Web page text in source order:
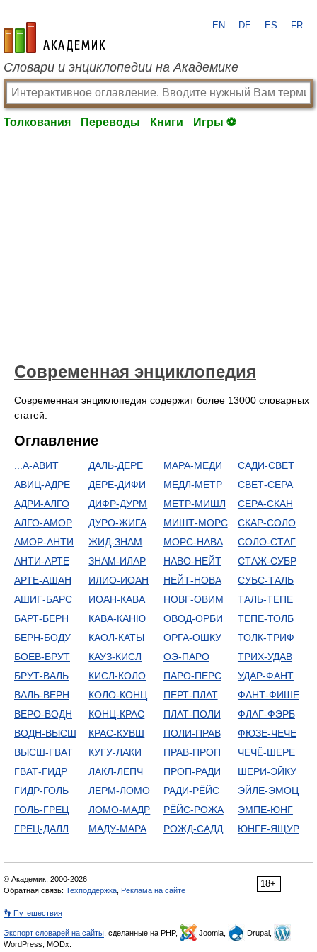
academic.ru
EN DE ES FR
Словари и энциклопедии на Академике
Толкования Переводы Книги Игры ⚽
Современная энциклопедия
Современная энциклопедия содержит более 13000 словарных
статей.
Оглавление
...А-АВИТ
АВИЦ-АДРЕ
АДРИ-АЛГО
АЛГО-АМОР
АМОР-АНТИ
АНТИ-АРТЕ
АРТЕ-АШАН
АШИГ-БАРС
БАРТ-БЕРН
БЕРН-БОДУ
БОЕВ-БРУТ
БРУТ-ВАЛЬ
ВАЛЬ-ВЕРН
ВЕРО-ВОДН
ВОДН-ВЫСШ
ВЫСШ-ГВАТ
ГВАТ-ГИДР
ГИДР-ГОЛЬ
ГОЛЬ-ГРЕЦ
ГРЕЦ-ДАЛЛ
ДАЛЬ-ДЕРЕ
ДЕРЕ-ДИФИ
ДИФР-ДУРМ
ДУРО-ЖИГА
ЖИД-ЗНАМ
ЗНАМ-ИЛАР
ИЛИО-ИОАН
ИОАН-КАВА
КАВА-КАНЮ
КАОЛ-КАТЫ
КАУЗ-КИСЛ
КИСЛ-КОЛО
КОЛО-КОНЦ
КОНЦ-КРАС
КРАС-КУВШ
КУГУ-ЛАКИ
ЛАКЛ-ЛЕПЧ
ЛЕРМ-ЛОМО
ЛОМО-МАДР
МАДУ-МАРА
МАРА-МЕДИ
МЕДЛ-МЕТР
МЕТР-МИШЛ
МИШТ-МОРС
МОРС-НАВА
НАВО-НЕЙТ
НЕЙТ-НОВА
НОВГ-ОВИМ
ОВОД-ОРБИ
ОРГА-ОШКУ
ОЭ-ПАРО
ПАРО-ПЕРС
ПЕРТ-ПЛАТ
ПЛАТ-ПОЛИ
ПОЛИ-ПРАВ
ПРАВ-ПРОП
ПРОП-РАДИ
РАДИ-РЁЙС
РЁЙС-РОЖА
РОЖД-САДД
САДИ-СВЕТ
СВЕТ-СЕРА
СЕРА-СКАН
СКАР-СОЛО
СОЛО-СТАГ
СТАЖ-СУБР
СУБС-ТАЛЬ
ТАЛЬ-ТЕПЕ
ТЕПЕ-ТОЛБ
ТОЛК-ТРИФ
ТРИХ-УДАВ
УДАР-ФАНТ
ФАНТ-ФИШЕ
ФЛАГ-ФЭРБ
ФЮЗЕ-ЧЕЧЕ
ЧЕЧЁ-ШЕРЕ
ШЕРИ-ЭЙКУ
ЭЙЛЕ-ЭМОЦ
ЭМПЕ-ЮНГ
ЮНГЕ-ЯЩУР
18+
© Академик, 2000-2026
Обратная связь: Техподдержка Реклама на сайте
👣 Путешествия
Экспорт словарей на сайты , сделанные на PHP, Joomla,
Drupal,
WordPress, MODx.